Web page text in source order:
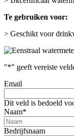
Te gebruiken voor:
> Geschikt voor
"*" geeft vereiste
Email
Dit veld is bedoeld
Naam*
Bedrijfsnaam